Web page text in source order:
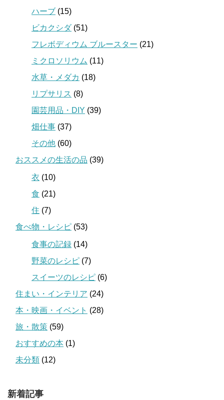
ハーブ (15)
ビカクシダ(51)
フレボディウム ブルースター (21)
ミクロソリウム (11)
水草・メダカ (18)
リプサリス (8)
園芸用品・DIY (39)
畑仕事 (37)
その他 (60)
おススメの生活の品 (39)
衣 (10)
食 (21)
住 (7)
食べ物・レシピ (53)
食事の記録 (14)
野菜のレシピ (7)
スイーツのレシピ (6)
住まい・インテリア (24)
本・映画・イベント (28)
旅・散策 (59)
おすすめの本 (1)
未分類 (12)
新着記事